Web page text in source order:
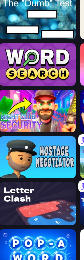
The Dumb Test
Daily Word Search
Night Club Security
Hostage Negotiator
LetterClash